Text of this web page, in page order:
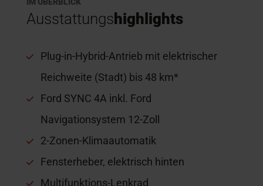
Ausstattungs highlights
Plug-in-Hybrid-Antrieb mit elektrischer
Reichweite (Stadt) bis 48 km*
Ford SYNC 4A inkl. Ford
Navigationsystem 12-Zoll
2-Zonen-Klimaautomatik
Fensterheber, elektrisch hinten
Multifunktions-Lenkrad